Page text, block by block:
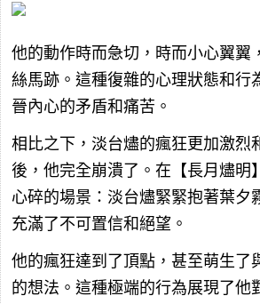
他的動作時而急切，時而小心翼翼
絲馬跡。這種復雜的心理狀態和行
晉內心的矛盾和痛苦。
相比之下，淡台燼的瘋狂更加激烈
後，他完全崩潰了。在【長月燼明
心碎的場景：淡台燼緊緊抱著葉夕
充滿了不可置信和絕望。
他的瘋狂達到了頂點，甚至萌生了
的想法。這種極端的行為展現了他